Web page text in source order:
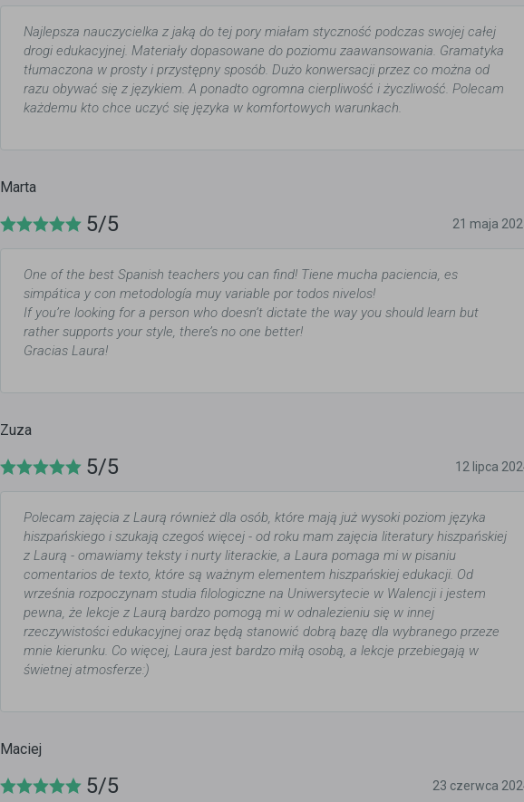
Najlepsza nauczycielka z jaką do tej pory miałam styczność podczas swojej całej
drogi edukacyjnej. Materiały dopasowane do poziomu zaawansowania. Gramatyka
tłumaczona w prosty i przystępny sposób. Dużo konwersacji przez co można od
razu obywać się z językiem. A ponadto ogromna cierpliwość i życzliwość. Polecam
każdemu kto chce uczyć się języka w komfortowych warunkach.
Marta
5/5 21 maja
One of the best Spanish teachers you can find! Tiene mucha paciencia, es
simpática y con metodología muy variable por todos nivelos!
If you’re looking for a person who doesn’t dictate the way you should learn but
rather supports your style, there’s no one better!
Gracias Laura!
Zuza
5/5 12 lipca
Polecam zajęcia z Laurą również dla osób, które mają już wysoki poziom języka
hiszpańskiego i szukają czegoś więcej - od roku mam zajęcia literatury hiszpańskiej
z Laurą - omawiamy teksty i nurty literackie, a Laura pomaga mi w pisaniu
comentarios de texto, które są ważnym elementem hiszpańskiej edukacji. Od
września rozpoczynam studia filologiczne na Uniwersytecie w Walencji i jestem
pewna, że lekcje z Laurą bardzo pomogą mi w odnalezieniu się w innej
rzeczywistości edukacyjnej oraz będą stanowić dobrą bazę dla wybranego przeze
mnie kierunku. Co więcej, Laura jest bardzo miłą osobą, a lekcje przebiegają w
świetnej atmosferze:)
Maciej
5/5 23 czerwca